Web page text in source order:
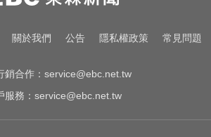
自行車賽爆「胸罩作
關於我們 公告 隱私權政策 常見問題
銷合作： service@ebc.net.tw
服務： service@ebc.net.tw